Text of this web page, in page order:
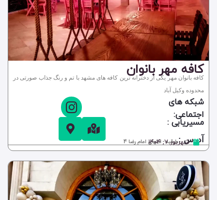
کافه مهر بانوان
کافه بانوان مهر یکی از دخترانه ترین کافه های مشهد با تم و رنگ جذاب صورتی در
محدوده وکیل آباد
شبکه های
اجتماعی:
مسیریابی :
طرقبه - انتهای امام رضا 4آدرس :شهریور ۷, ۱۴۰۴